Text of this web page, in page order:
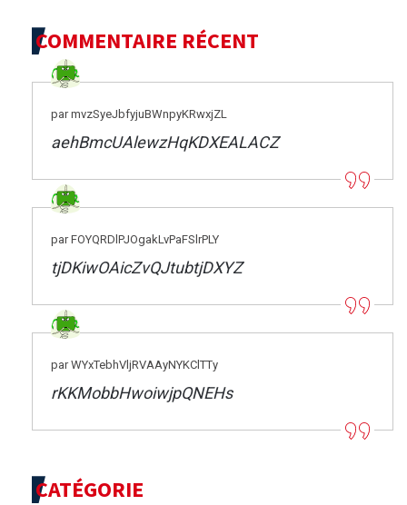
COMMENTAIRE RÉCENT
par mvzSyeJbfyjuBWnpyKRwxjZL
aehBmcUAlewzHqKDXEALACZ
par FOYQRDlPJOgakLvPaFSlrPLY
tjDKiwOAicZvQJtubtjDXYZ
par WYxTebhVljRVAAyNYKClTTy
rKKMobbHwoiwjpQNEHs
CATÉGORIE